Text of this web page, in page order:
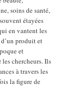
soins de santé,
étayées
en vantent les
produit et
et
chercheurs. Ils
à travers les
la figure de